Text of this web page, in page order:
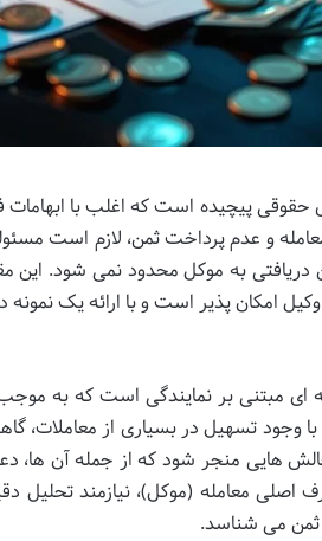
حقوقی پیچیده است که اغلب با ابهامات
معامله و عدم پرداخت ثمن، لازم
به موکل محدود نمی شود. این
امکان پذیر است و با ارائه یک نمونه
ای مبتنی بر نمایندگی است که به
وجود تسهیل در بسیاری از معاملات،
هایی منجر شود که از جمله آن ها،
اصلی معامله (موکل)، نیازمند تحلیل
می شناسد.